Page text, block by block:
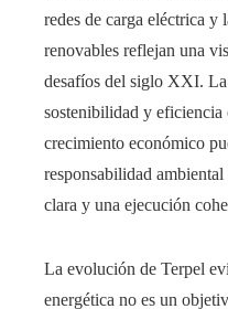
redes de carga eléctrica y
renovables reflejan una
desafíos del siglo XXI.
sostenibilidad y eficiencia
crecimiento económico
responsabilidad
clara y una ejecución
La evolución de Terpel
energética no es un